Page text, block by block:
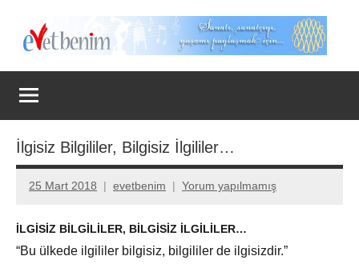
Evet
Benim
İlgisiz Bilgililer, Bilgisiz İlgililer…
25 Mart 2018 evetbenim Yorum yapılmamış
İLGİSİZ BİLGİLİLER, BİLGİSİZ İLGİLİLER…
“Bu ülkede ilgililer bilgisiz, bilgililer de ilgisizdir.”